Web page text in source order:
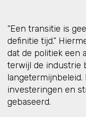
“Een transitie is
definitie tijd.”
dat de politiek een
terwijl de industrie
investeringen en
gebaseerd.